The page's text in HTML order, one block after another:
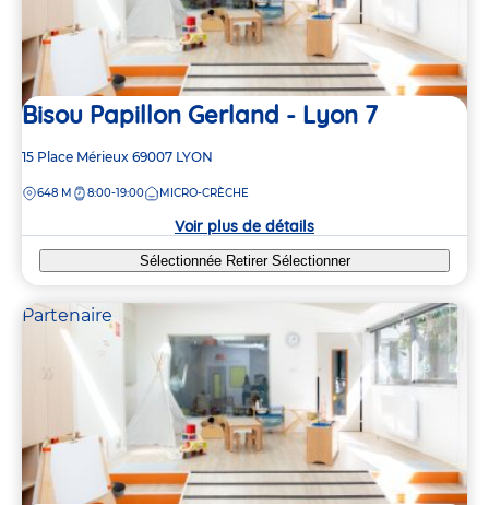
Bisou Papillon Gerland - Lyon 7
Adresse
la
15 Place Mérieux 69007 LYON
DISTANCE
648 M 8:00-19:00 MICRO-CRÈCHE
Voir plus de détails
Sélectionnée Retirer Sélectionner
Partenaire